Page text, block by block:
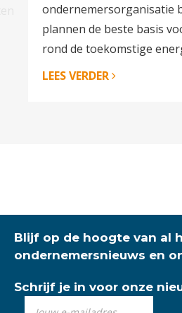
ondernemersorganisatie
plannen de beste basis
rond de toekomstige
LEES VERDER
Blijf op de hoogte van al
ondernemersnieuws en
Schrijf je in voor onze